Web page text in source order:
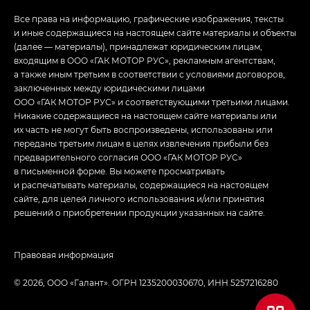
Все права на информацию, графические изображения, тексты
и иные содержащиеся на настоящем сайте материалы и объекты
(далее — материалы), принадлежат юридическим лицам,
входящим в ООО «ГАК МОТОР РУС», рекламным агентствам,
а также иным третьим в соответствии с условиями договоров,
заключенных между юридическими лицами
ООО «ГАК МОТОР РУС» и соответствующими третьими лицами.
Никакие содержащиеся на настоящем сайте материалы или
их часть не могут быть воспроизведены, использованы или
переданы третьим лицам в целях извлечения прибыли без
предварительного согласия ООО «ГАК МОТОР РУС»
в письменной форме. Вы можете просматривать
и распечатывать материалы, содержащиеся на настоящем
сайте, для целей личного использования и/или принятия
решений о приобретении продукции указанных на сайте.
© 2026, ООО «Галант». ОГРН 1235200030670, ИНН 5257216280
Правовая информация